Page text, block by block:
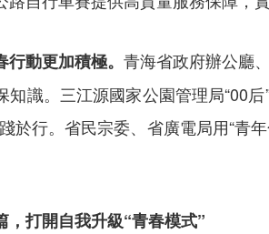
動更加積極。 青海省政府辦公廳
知識。三江源國家公園管理局“00
於行。省民宗委、省廣電局用“青
，打開自我升級“青春模式”